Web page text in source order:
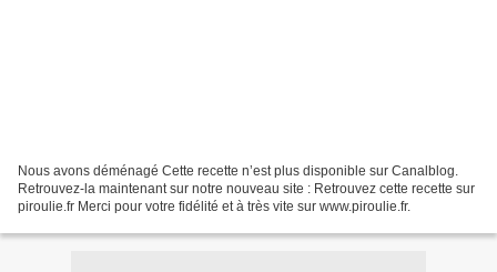
Nous avons déménagé Cette recette n’est plus disponible sur Canalblog.
Retrouvez-la maintenant sur notre nouveau site : Retrouvez cette recette sur
piroulie.fr Merci pour votre fidélité et à très vite sur www.piroulie.fr.